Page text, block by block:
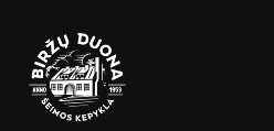
prie
turinio